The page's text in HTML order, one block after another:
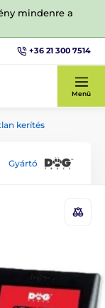
mindenre a
+36 21 300 7514
Menü
kerítés
Gyártó